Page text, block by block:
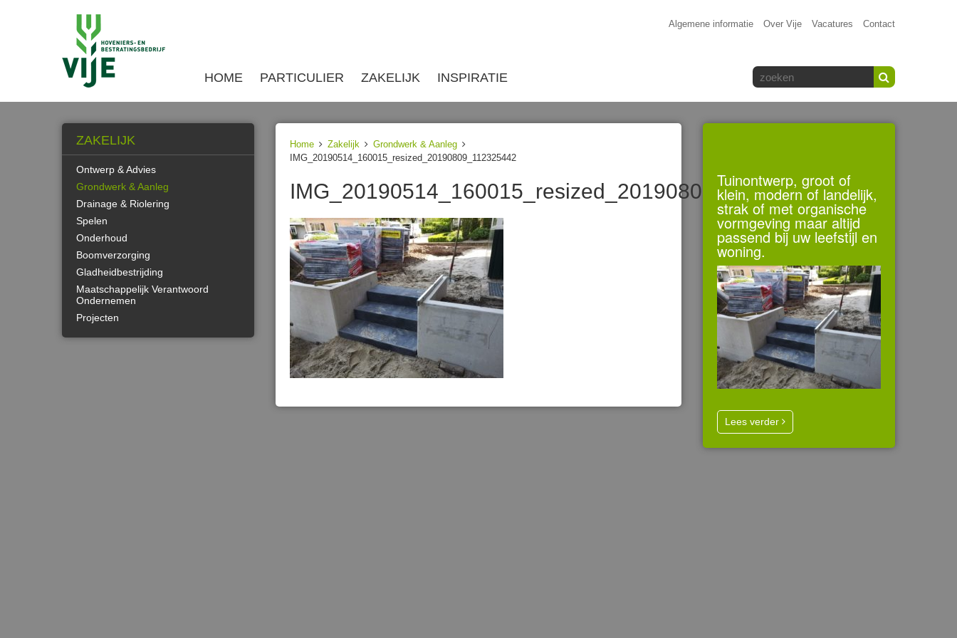
Algemene informatie Over Vije Vacatures Contact
HOME PARTICULIER ZAKELIJK INSPIRATIE
Home Zakelijk
Grondwerk & Aanleg
IMG_20190514_160015_resized_20190809_112325442
IMG_20190514_160015_resized_20190809_112325442
ZAKELIJK
Ontwerp & Advies
Grondwerk & Aanleg
Drainage & Riolering
Spelen
Onderhoud
Boomverzorging
Gladheidbestrijding
Maatschappelijk Verantwoord
Ondernemen
Projecten
Tuinontwerp, groot of
klein, modern of landelijk,
strak of met organische
vormgeving maar altijd
passend bij uw leefstijl en
woning.
Lees verder